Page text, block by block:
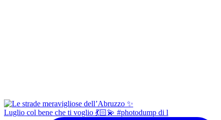
Luglio col bene che ti voglio 💃🏻💫 #photodump di l